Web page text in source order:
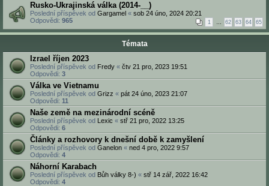
Rusko-Ukrajinská válka (2014-__)
Poslední příspěvek od Gargamel « sob 24 úno, 2024 20:21
Odpovědi: 965 1 … 62 63 64 65
Témata
Izrael říjen 2023
Poslední příspěvek od Fredy « čtv 21 pro, 2023 19:51
Odpovědi: 3
Válka ve Vietnamu
Poslední příspěvek od Grizz « pát 24 úno, 2023 21:07
Odpovědi: 11
Naše země na mezinárodní scéně
Poslední příspěvek od Lexic « stř 21 pro, 2022 13:25
Odpovědi: 6
Články a rozhovory k dnešní době k zamyšlení
Poslední příspěvek od Ganelon « ned 4 pro, 2022 9:57
Odpovědi: 4
Náhorní Karabach
Poslední příspěvek od Bůh války 8-) « stř 14 zář, 2022 16:42
Odpovědi: 4